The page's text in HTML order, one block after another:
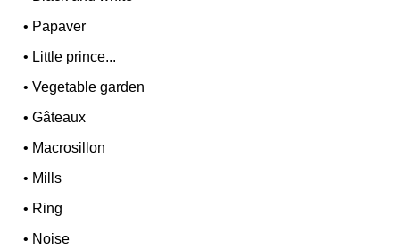
• Papaver
• Little prince...
•Vegetable garden
•Gâteaux
• Macrosillon
• Mills
• Ring
• Noise